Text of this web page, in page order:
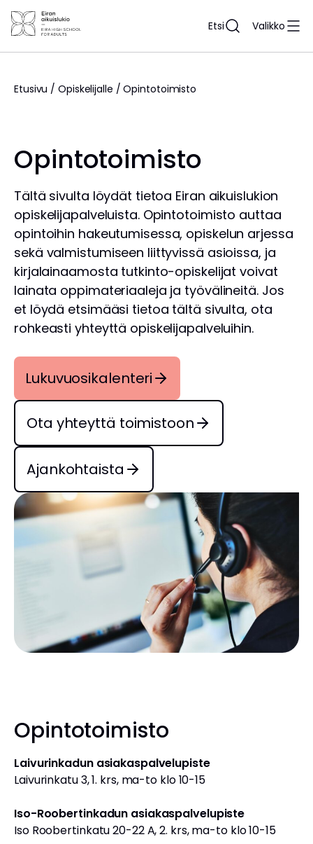
Siirry
sisältöön
Etsi Valikko
Etusivu / Opiskelijalle / Opintotoimisto
Opintotoimisto
Tältä sivulta löydät tietoa Eiran aikuislukion
opiskelijapalveluista. Opintotoimisto auttaa
opintoihin hakeutumisessa, opiskelun arjessa
sekä valmistumiseen liittyvissä asioissa, ja
kirjalainaamosta tutkinto-opiskelijat voivat
lainata oppimateriaaleja ja työvälineitä. Jos
et löydä etsimääsi tietoa tältä sivulta, ota
rohkeasti yhteyttä opiskelijapalveluihin.
Lukuvuosikalenteri
Ota yhteyttä toimistoon
Ajankohtaista
Opintotoimisto
Laivurinkadun asiakaspalvelupiste
Laivurinkatu 3, 1. krs, ma-to klo 10-15
Iso-Roobertinkadun asiakaspalvelupiste
Iso Roobertinkatu 20-22 A, 2. krs, ma-to klo 10-15